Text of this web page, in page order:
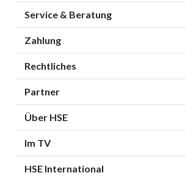
Service & Beratung
Zahlung
Rechtliches
Partner
Über HSE
Im TV
HSE International